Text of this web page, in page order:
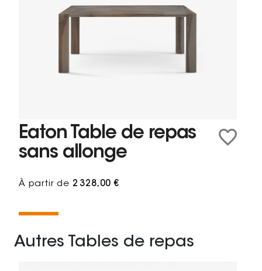
Eaton Table de repas
sans allonge
À partir de 2 328,00 €
Autres Tables de repas